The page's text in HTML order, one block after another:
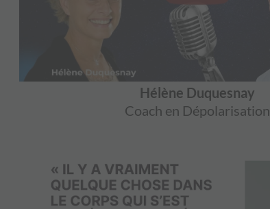
Hélène Duquesnay
Coach en Dépolarisation